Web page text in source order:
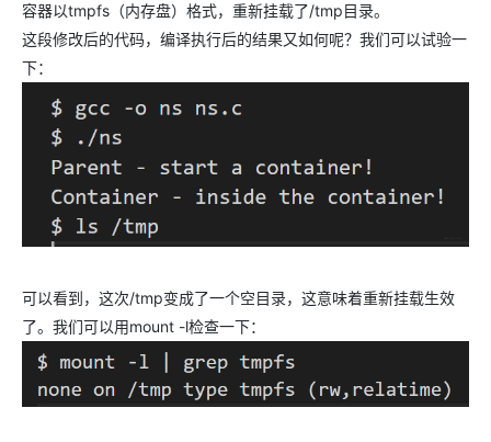
容器以tmpfs（内存盘）格式，重新挂载了/tmp目录。
这段修改后的代码，编译执行后的结果又如何呢？我们可以试验一
下：
可以看到，这次/tmp变成了一个空目录，这意味着重新挂载生效
了。我们可以用mount -l检查一下：